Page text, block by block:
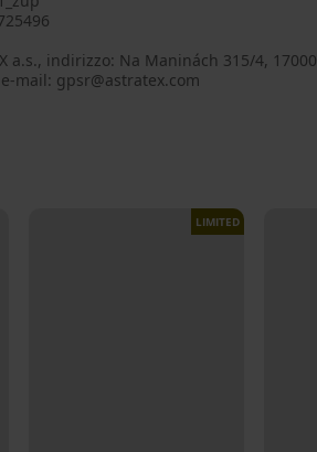
a.s., indirizzo: Na Maninách 315/4,
mail: gpsr@astratex.com
LIMITED